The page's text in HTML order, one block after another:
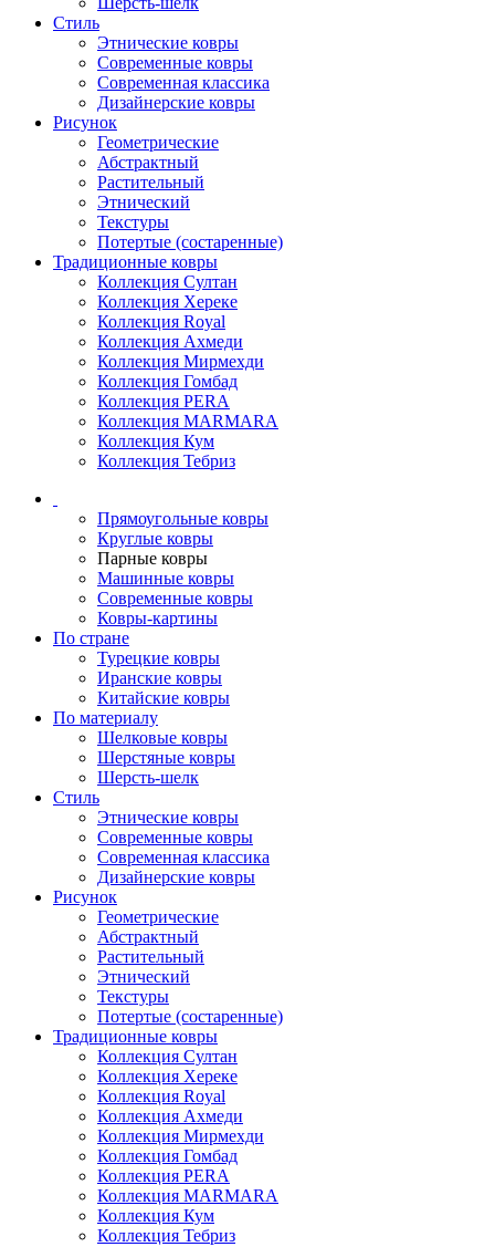
Стиль
Этнические ковры
Современные ковры
Современная классика
Дизайнерские ковры
Рисунок
Геометрические
Абстрактный
Растительный
Этнический
Текстуры
Потертые (состаренные)
Традиционные ковры
Коллекция Султан
Коллекция Хереке
Коллекция Royal
Коллекция Ахмеди
Коллекция Мирмехди
Коллекция Гомбад
Коллекция PERA
Коллекция MARMARA
Коллекция Кум
Коллекция Тебриз
Прямоугольные ковры
Круглые ковры
Парные ковры
Машинные ковры
Современные ковры
Ковры-картины
По стране
Турецкие ковры
Иранские ковры
Китайские ковры
По материалу
Шелковые ковры
Шерстяные ковры
Шерсть-шелк
Стиль
Этнические ковры
Современные ковры
Современная классика
Дизайнерские ковры
Рисунок
Геометрические
Абстрактный
Растительный
Этнический
Текстуры
Потертые (состаренные)
Традиционные ковры
Коллекция Султан
Коллекция Хереке
Коллекция Royal
Коллекция Ахмеди
Коллекция Мирмехди
Коллекция Гомбад
Коллекция PERA
Коллекция MARMARA
Коллекция Кум
Коллекция Тебриз